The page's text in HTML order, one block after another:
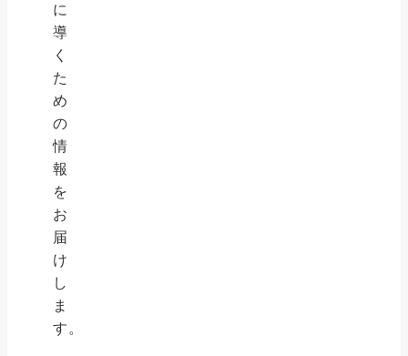
に
導
く
た
め
の
情
報
を
お
届
け
し
ま
す。